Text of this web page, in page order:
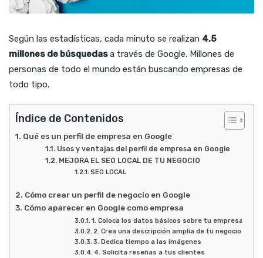
Según las estadísticas, cada minuto se realizan 4,5
millones de búsquedasa través de Google. Millones de
personas de todo el mundo están buscando empresas de
todo tipo.
Índice de Contenidos
Qué es un perfil de empresa en Google
Usos y ventajas del perfil de empresa en Google
MEJORA EL SEO LOCAL DE TU NEGOCIO
SEO LOCAL
Cómo crear un perfil de negocio en Google
Cómo aparecer en Google como empresa
1. Coloca los datos básicos sobre tu empresa
2. Crea una descripción amplia de tu negocio
3. Dedica tiempo a las imágenes
4. Solicita reseñas a tus clientes